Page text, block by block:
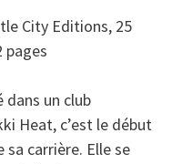
City Editions, 25
pages
dans un club
Heat, c’est le début
sa carrière. Elle se